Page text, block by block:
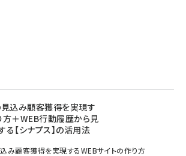
込み顧客獲得を実現す
方＋WEB行動履歴から見
る【シナプス】の活用法
み顧客獲得を実現するWEBサイトの作り方